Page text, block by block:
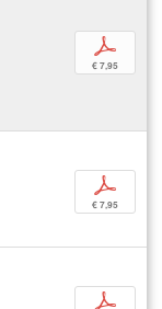
p
€ 7,95
p
€ 7,95
p